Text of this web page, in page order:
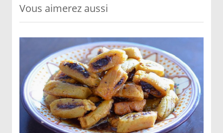
Vous aimerez aussi